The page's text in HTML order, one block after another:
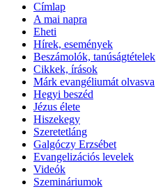
Címlap
A mai napra
Eheti
Hírek, események
Beszámolók, tanúságtételek
Cikkek, írások
Márk evangéliumát olvasva
Hegyi beszéd
Jézus élete
Hiszekegy
Szeretetláng
Galgóczy Erzsébet
Evangelizációs levelek
Videók
Szemináriumok